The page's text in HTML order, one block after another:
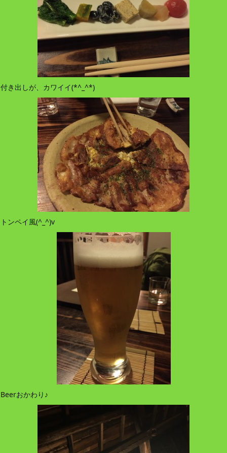
付き出しが、カワイイ(*^_^*)
トンペイ風(^_^)v
Beerおかわり♪